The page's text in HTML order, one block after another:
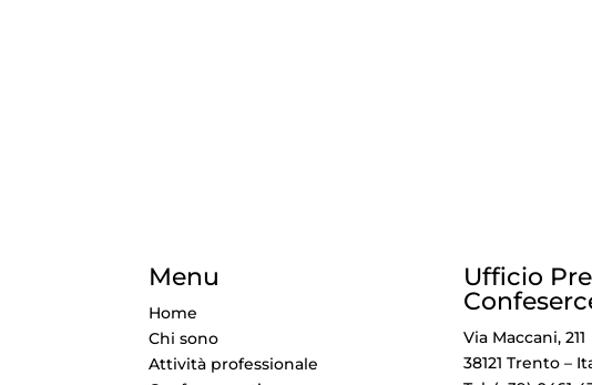
Menu
Home
Chi sono
Attività professionale
Ufficio
Via Maccani, 211
38121 Trento –